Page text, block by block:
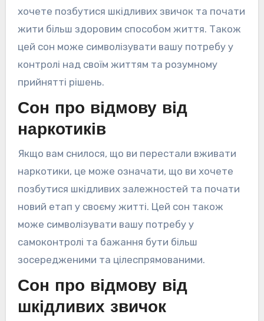
хочете позбутися шкідливих звичок та почати
жити більш здоровим способом життя. Також
цей сон може символізувати вашу потребу у
контролі над своїм життям та розумному
прийнятті рішень.
Сон про відмову від
наркотиків
Якщо вам снилося, що ви перестали вживати
наркотики, це може означати, що ви хочете
позбутися шкідливих залежностей та почати
новий етап у своєму житті. Цей сон також
може символізувати вашу потребу у
самоконтролі та бажання бути більш
зосередженими та цілеспрямованими.
Сон про відмову від
шкідливих звичок